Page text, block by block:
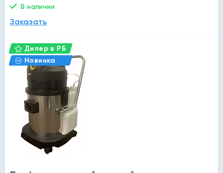
В наличии
Заказать
Дилер в РБ
Новинка